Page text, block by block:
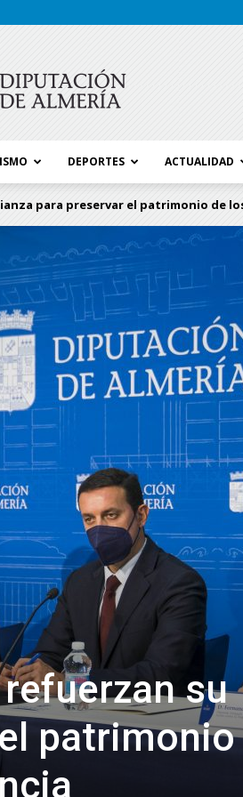
Diputación
de
Almería
DEPORTES ACTUALIDAD
para preservar el patrimonio de
su
patrimonio